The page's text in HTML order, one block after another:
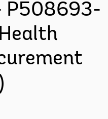
P508693-